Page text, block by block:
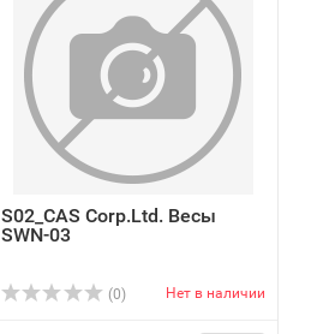
S02_CAS Corp.Ltd. Весы
SWN-03
(0) Нет в наличии